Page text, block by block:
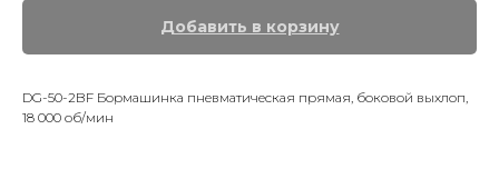
Добавить в корзину
DG-50-2BF Бормашинка пневматическая прямая, боковой выхлоп,
18 000 об/мин